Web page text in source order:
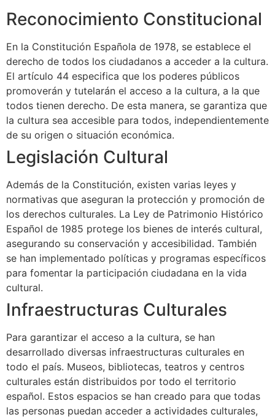
Reconocimiento Constitucional
En la Constitución Española de 1978, se establece el
derecho de todos los ciudadanos a acceder a la cultura.
El artículo 44 especifica que los poderes públicos
promoverán y tutelarán el acceso a la cultura, a la que
todos tienen derecho. De esta manera, se garantiza que
la cultura sea accesible para todos, independientemente
de su origen o situación económica.
Legislación Cultural
Además de la Constitución, existen varias leyes y
normativas que aseguran la protección y promoción de
los derechos culturales. La Ley de Patrimonio Histórico
Español de 1985 protege los bienes de interés cultural,
asegurando su conservación y accesibilidad. También
se han implementado políticas y programas específicos
para fomentar la participación ciudadana en la vida
cultural.
Infraestructuras Culturales
Para garantizar el acceso a la cultura, se han
desarrollado diversas infraestructuras culturales en
todo el país. Museos, bibliotecas, teatros y centros
culturales están distribuidos por todo el territorio
español. Estos espacios se han creado para que todas
las personas puedan acceder a actividades culturales,